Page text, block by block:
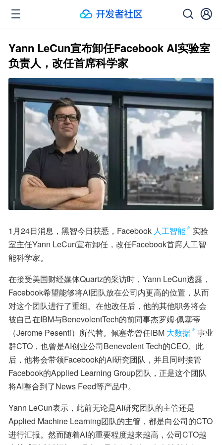
Yann LeCun宣布卸任Facebook AI实验室
负责人，改任首席科学家
1月24日消息，黑智今日获悉，Facebook 人工智能
实验
室主任Yann LeCun宣布卸任，改任Facebook首席人工智
能科学家。
在接受美国财经媒体Quartz的采访时，Yann LeCun透露，
Facebook希望能够将AI团队放在公司内更高的位置，从而
对这个团队进行了重组。在他改任后，他的其他职务将会
被自己在IBM与BenevolentTech的前同事杰罗姆·佩塞蒂
（Jerome Pesenti）所代替。佩塞蒂曾任IBM 大数据
事业
群CTO，也曾是AI创业公司Benevolent Tech的CEO。此
后，他将会带领Facebook的AI研究团队，并且同时接管
Facebook的Applied Learning Group团队，正是这个团队
将AI整合到了News Feed等产品中。
Yann LeCun表示，此前无论是AI研究团队的主管还是
Applied Machine Learning团队的主管，都是向公司的CTO
进行汇报。然而随着AI的重要程度越来越高，公司CTO越